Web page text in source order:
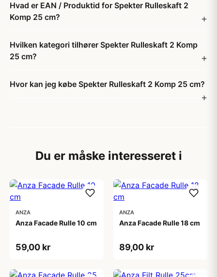
Hvad er EAN / Produktid for Spekter Rulleskaft 2
Komp 25 cm?
Hvilken kategori tilhører Spekter Rulleskaft 2 Komp
25 cm?
Hvor kan jeg købe Spekter Rulleskaft 2 Komp 25 cm?
Du er måske interesseret i
ANZA
Anza Facade Rulle 10 cm
59,00 kr
ANZA
Anza Facade Rulle 18 cm
89,00 kr